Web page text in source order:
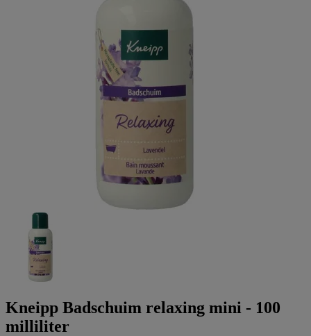
Kneipp Badschuim relaxing mini - 100
milliliter